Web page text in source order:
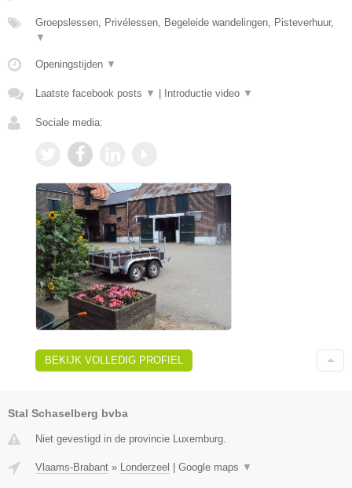
Groepslessen, Privélessen, Begeleide wandelingen, Pisteverhuur,
▼
Openingstijden ▼
Laatste facebook posts ▼ Introductie video ▼
Sociale media:
BEKIJK VOLLEDIG PROFIEL
Stal Schaselberg bvba
Niet gevestigd in de provincie Luxemburg.
Vlaams-Brabant » Londerzeel | Google maps ▼